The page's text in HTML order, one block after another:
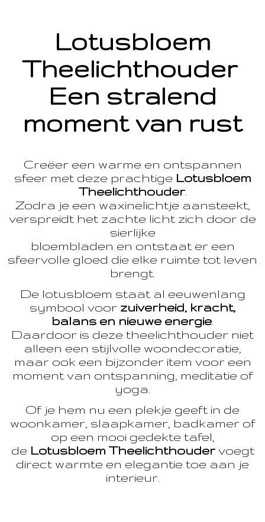
Lotusbloem
Theelichthouder
Een stralend
moment van rust
Creëer een warme en ontspannen
sfeer met deze prachtige Lotusbloem
Theelichthouder.
Zodra je een waxinelichtje aansteekt,
verspreidt het zachte licht zich door de
sierlijke
bloembladen en ontstaat er een
sfeervolle gloed die elke ruimte tot leven
brengt.
De lotusbloem staat al eeuwenlang
symbool voor zuiverheid, kracht,
balans en nieuwe energie
Daardoor is deze theelichthouder niet
alleen een stijlvolle woondecoratie,
maar ook een bijzonder item voor een
moment van ontspanning, meditatie of
yoga.
Of je hem nu een plekje geeft in de
woonkamer, slaapkamer, badkamer of
op een mooi gedekte tafel,
de Lotusbloem Theelichthoudervoegt
direct warmte en elegantie toe aan je
interieur.